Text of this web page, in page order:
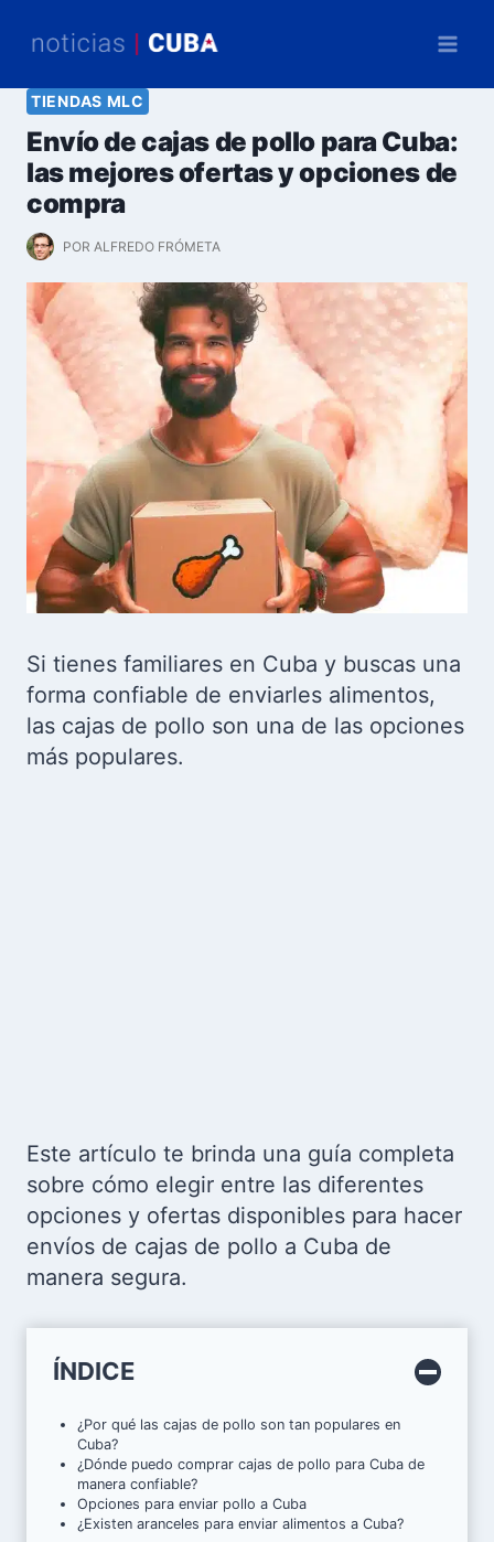
TIENDAS MLC
Envío de cajas de pollo para Cuba:
las mejores ofertas y opciones de
compra
POR ALFREDO FRÓMETA
Si tienes familiares en Cuba y buscas una
forma confiable de enviarles alimentos,
las cajas de pollo son una de las opciones
más populares.
Este artículo te brinda una guía completa
sobre cómo elegir entre las diferentes
opciones y ofertas disponibles para hacer
envíos de cajas de pollo a Cuba de
manera segura.
ÍNDICE
¿Por qué las cajas de pollo son tan populares en
Cuba?
¿Dónde puedo comprar cajas de pollo para Cuba de
manera confiable?
Opciones para enviar pollo a Cuba
¿Existen aranceles para enviar alimentos a Cuba?